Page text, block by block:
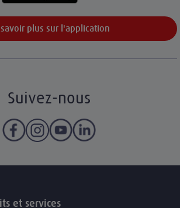
savoir plus sur l'application
Suivez-nous
et services